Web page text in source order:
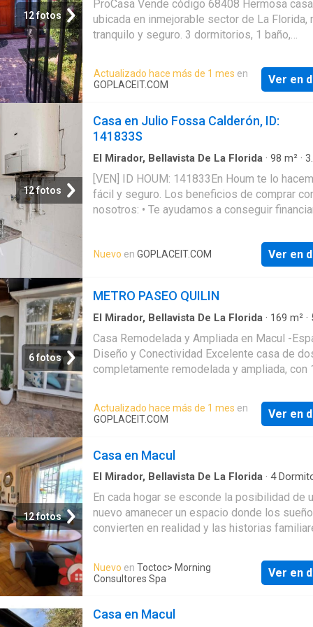
12 fotos
Parilla·Patio·Seguridad
ProCasa Vende código 68408 Hermosa casa
ubicada en inmejorable sector de La Florida,
tranquilo y seguro. 3 dormitorios, 1 baño,
remodelada, baño remodelado con shower
Cocina eléctrica con 2 quemadores. Patio
parrilla, lavadero. Lindo ante jardín. Living
automático. Casa ubicada en condominio
con acceso eléctrico y cámaras de seguridad.
Sector con inmejorable
Actualizado hace más de 1 mes en
GOPLACEIT.COM
Ver en
12 fotos
Casa en Julio Fossa Calderón, ID:
141833S
El Mirador, Bellavista De La Florida · 98 m² · 3
Dormitorios
[VEN] ID HOUM: 141833En Houm te lo
fácil y seguro. Los beneficios de comprar
nosotros: • Te ayudamos a conseguir
y seguimiento de todo el proceso •
+ IVA¡Solo te preocupas de las firmas!Casa
venta, ubicada en la comuna de Macul, con
de 288.00 m². Sus principales características
3 dormitorios • 1 baño • No Admit
Nuevo en GOPLACEIT.COM Ver en
6 fotos
METRO PASEO QUILIN
El Mirador, Bellavista De La Florida · 169 m² ·
Casa Remodelada y Ampliada en Macul -
Diseño y Conectividad Excelente casa de
completamente remodelada y ampliada, con
ubicada en un consolidado sector
comuna de Macul. En el primer piso, la
ofrece un amplio y luminoso living-comedor,
luz natural durante todo el día y lámparas de
valor incluidas, creando un ambiente
Actualizado hace más de 1 mes en
GOPLACEIT.COM
Ver en
12 fotos
Casa en Macul
El Mirador, Bellavista De La Florida · 4
En cada hogar se esconde la posibilidad de
nuevo amanecer un espacio donde los
convierten en realidad y las historias
ofrece la comodidad y la calidez necesarias
disfrutar de la vida cotidiana es un regalo
perfecta para aquellos que buscan un refugio
Nuevo en Toctoc> Morning
Consultores Spa
Ver en
Casa en Macul